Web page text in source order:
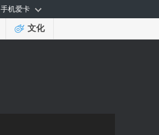
手机爱卡
文化